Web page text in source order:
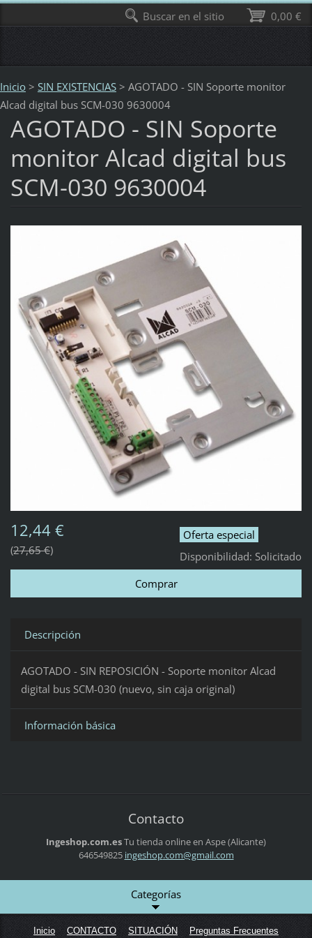
Inicio > SIN EXISTENCIAS > AGOTADO - SIN Soporte monitor
Alcad digital bus SCM-030 9630004
AGOTADO - SIN Soporte
monitor Alcad digital bus
SCM-030 9630004
Oferta especial
Disponibilidad: Solicitado
12,44 €
27,65 €
Descripción
AGOTADO - SIN REPOSICIÓN - Soporte monitor Alcad
digital bus SCM-030 (nuevo, sin caja original)
Información básica
Contacto
Ingeshop.com.esTu tienda online en Aspe (Alicante)
646549825 ingeshop.com@gmail.com
Categorías
Inicio CONTACTO SITUACIÓN Preguntas Frecuentes
0,00 €
Buscar en el sitio